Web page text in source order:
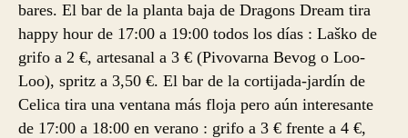
bares. El bar de la planta baja de Dragons Dream tira
happy hour de 17:00 a 19:00 todos los días : Laško de
grifo a 2 €, artesanal a 3 € (Pivovarna Bevog o Loo-
Loo), spritz a 3,50 €. El bar de la cortijada-jardín de
Celica tira una ventana más floja pero aún interesante
de 17:00 a 18:00 en verano : grifo a 3 € frente a 4 €,